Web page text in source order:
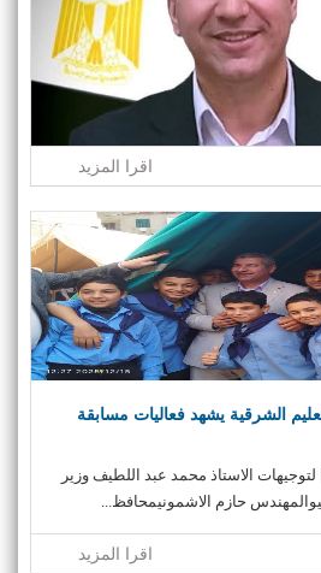
اقرا المزيد
الشرقية يشهد فعاليات مسابقة
الاستاذ محمد عبد اللطيف وزير
حازم الاشمونيمحافظ...
اقرا المزيد